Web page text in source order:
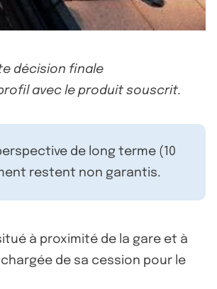
décision finale
avec le produit souscrit.
de long terme (10
restent non garantis.
à proximité de la gare et à
de sa cession pour le